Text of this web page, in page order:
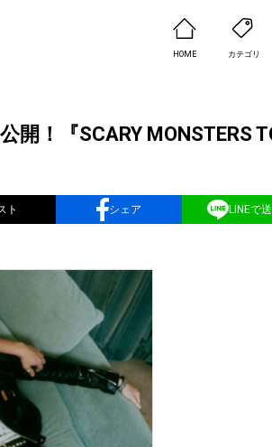
HOME カテゴリ
！『SCARY MONSTERS
ト シェア LINEで